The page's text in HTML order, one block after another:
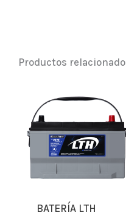
Productos
BATERÍA LTH